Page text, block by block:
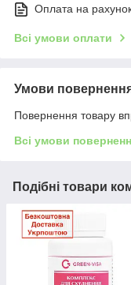
Оплата на
Всі умови оплати
Умови
Повернення товару
Всі умови
Подібні товари